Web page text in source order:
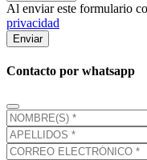
Al enviar este formulario
privacidad
Enviar
Contacto por whatsapp